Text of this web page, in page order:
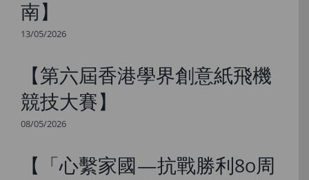
南】
13/05/2026
【第六屆香港學界創意紙飛機
競技大賽】
08/05/2026
【「心繫家國—抗戰勝利80周